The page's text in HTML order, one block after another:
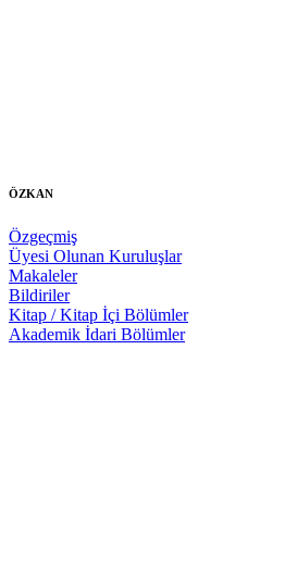
ÖZKAN
Özgeçmiş
Üyesi Olunan Kuruluşlar
Makaleler
Bildiriler
Kitap / Kitap İçi Bölümler
Akademik İdari Bölümler